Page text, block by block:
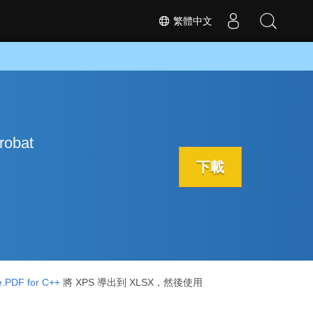
繁體中文
下載
for C++ 將 XPS 導出到 XLSX，然後使用